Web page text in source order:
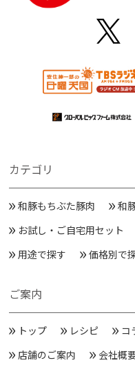
カテゴリ
和豚もちぶた豚肉 和
お試し・ご自宅用セット
用途で探す
価格別で
ご案内
トップ レシピ コ
店舗のご案内
会社概